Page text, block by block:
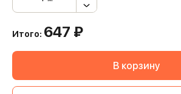
Итого: 647 ₽
В корзину